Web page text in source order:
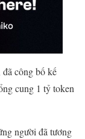
công bố kế
cung 1 tỷ token
người đã tương